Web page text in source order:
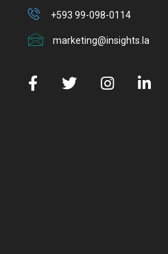
+593 99-098-0114
marketing@insights.la